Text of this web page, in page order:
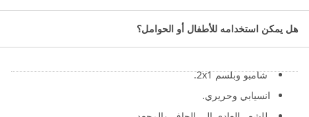
مل:
شامبو وبلسم 2x1.
انسيابي وحريري.
هل يمكن استخدامه للأطفال أو الحوامل؟